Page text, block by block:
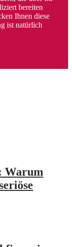
bereiten
Ihnen diese
ist natürlich
Warum